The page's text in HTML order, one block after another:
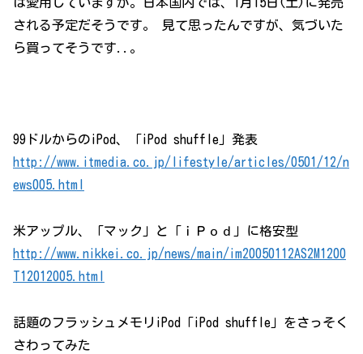
される予定だそうです。 見て思ったんですが、気づいた
ら買ってそうです..。
99ドルからのiPod、「iPod shuffle」発表
http://www.itmedia.co.jp/lifestyle/articles/0501/12/n
ews005.html
米アップル、「マック」と「ｉＰｏｄ」に格安型
http://www.nikkei.co.jp/news/main/im20050112AS2M1200
T12012005.html
話題のフラッシュメモリiPod「iPod shuffle」をさっそく
さわってみた